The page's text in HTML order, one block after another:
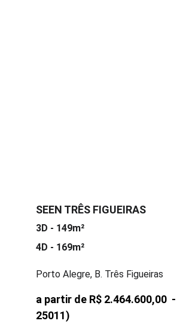
SEEN TRÊS FIGUEIRAS
3D - 149m²
4D - 169m²
Porto Alegre, B. Três Figueiras
a partir de R$ 2.464.600,00  -
25011)